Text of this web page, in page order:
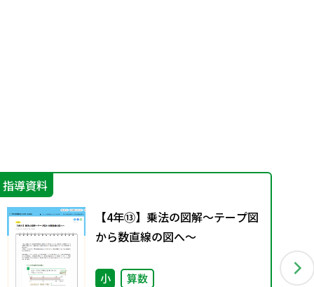
指導資料
【4年⑬】乗法の図解～テープ図
から数直線の図へ～
小 算数